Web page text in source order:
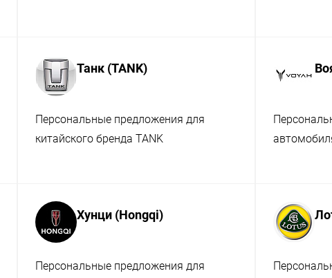
Танк (TANK)
Персональные предложения для
китайского бренда TANK
Хунци (Hongqi)
Персональные предложения для